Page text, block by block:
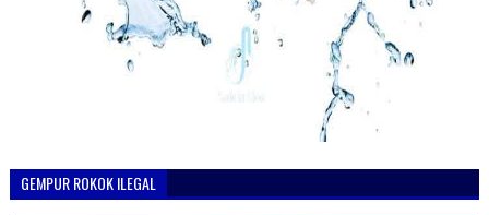
GEMPUR ROKOK ILEGAL